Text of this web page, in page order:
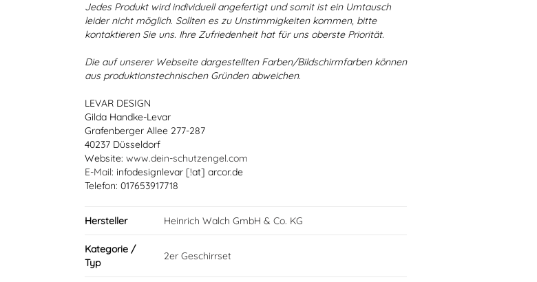
Jedes Produkt wird individuell angefertigt und somit ist ein Umtausch
leider nicht möglich. Sollten es zu Unstimmigkeiten kommen, bitte
kontaktieren Sie uns. Ihre Zufriedenheit hat für uns oberste Priorität.
Die auf unserer Webseite dargestellten Farben/Bildschirmfarben können
aus produktionstechnischen Gründen abweichen.
LEVAR DESIGN
Gilda Handke-Levar
Grafenberger Allee 277-287
40237 Düsseldorf
Website: www.dein-schutzengel.com
E-Mail: infodesignlevar [!at] arcor.de
Telefon: 017653917718
Hersteller Heinrich Walch GmbH & Co. KG
Kategorie /
Typ
2er Geschirrset